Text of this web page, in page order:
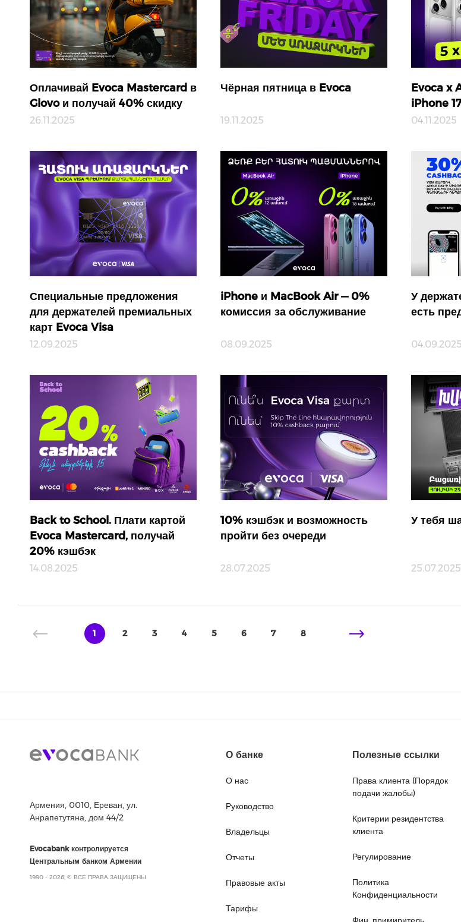
Оплачивай Evoca Mastercard в
Glovo и получай 40% скидку
26.11.2025
Чёрная пятница в Evoca
19.11.2025
Evoca x
iPhone
04.11.2025
Специальные предложения
для держателей премиальных
карт Evoca Visa
12.09.2025
iPhone и MacBook Air — 0%
комиссия за обслуживание
08.09.2025
У
есть
04.09.2025
Back to School. Плати картой
Evoca Mastercard, получай
20% кэшбэк
14.08.2025
10% кэшбэк и возможность
пройти без очереди
28.07.2025
У тебя
25.07.2025
1 2 3 4 5 6 7 8
Армения, 0010, Ереван, ул.
Анрапетутяна, дом 44/2
Evocabank контролируется
Центральным банком Армении
1990 - 2026, © ВСЕ ПРАВА ЗАЩИЩЕНЫ
О банке
О нас
Руководство
Владельцы
Отчеты
Правовые акты
Тарифы
Полезные ссылки
Права клиента (Порядок
подачи жалобы)
Критерии резидентства
клиента
Регулирование
Политика
Конфиденциальности